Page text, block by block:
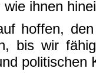
ihnen
hoffen,
bis wir
politischen